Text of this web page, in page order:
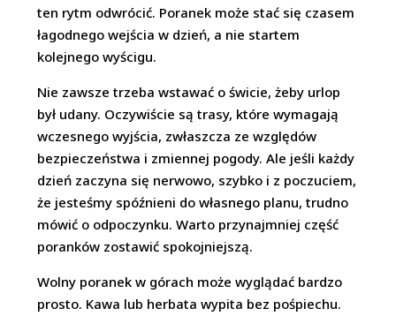
ten rytm odwrócić. Poranek może stać się czasem
łagodnego wejścia w dzień, a nie startem
kolejnego wyścigu.
Nie zawsze trzeba wstawać o świcie, żeby urlop
był udany. Oczywiście są trasy, które wymagają
wczesnego wyjścia, zwłaszcza ze względów
bezpieczeństwa i zmiennej pogody. Ale jeśli każdy
dzień zaczyna się nerwowo, szybko i z poczuciem,
że jesteśmy spóźnieni do własnego planu, trudno
mówić o odpoczynku. Warto przynajmniej część
poranków zostawić spokojniejszą.
Wolny poranek w górach może wyglądać bardzo
prosto. Kawa lub herbata wypita bez pośpiechu.